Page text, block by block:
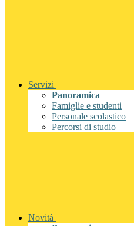
Servizi
Panoramica
Famiglie e studenti
Personale scolastico
Percorsi di studio
Novità